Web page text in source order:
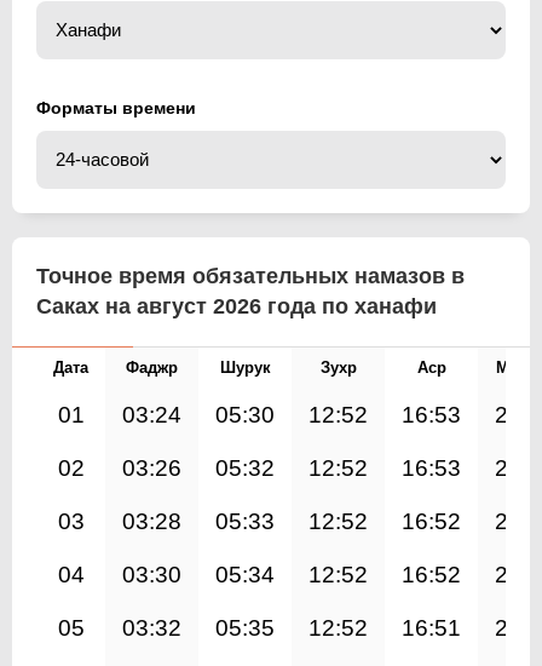
Форматы времени
Точное время обязательных намазов в
Саках на август 2026 года по ханафи
Дата Фаджр Шурук Зухр Аср
01 03:24 05:30 12:52 16:53
02 03:26 05:32 12:52 16:53
03 03:28 05:33 12:52 16:52
04 03:30 05:34 12:52 16:52
05 03:32 05:35 12:52 16:51